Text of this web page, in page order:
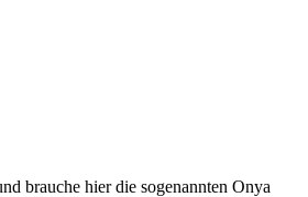
brauche hier die sogenannten Onya